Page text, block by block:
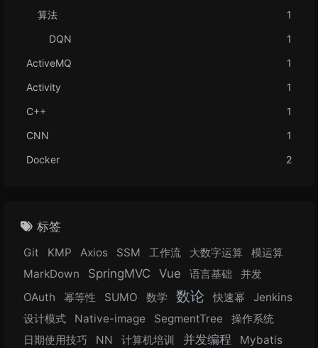
算法
1
DQN
1
ActiveMQ
1
Activity
1
C++
1
CNN
1
Docker
2
标签
Git KMP Axios SSM 工作流 大数字运算
模运算
MarkDown
SpringMVC Vue 语言基础
并发
OAuth
幂等性 SUMO 数学 数论 快速幂
Jenkins
设计模式
Native-image SegmentTree
操作系统
日期使用技巧
NN 计算机培训 并发编程
Mybatis